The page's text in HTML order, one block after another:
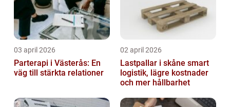
03 april 2026
Parterapi i Västerås: En
väg till stärkta relationer
02 april 2026
Lastpallar i skåne smart
logistik, lägre kostnader
och mer hållbarhet